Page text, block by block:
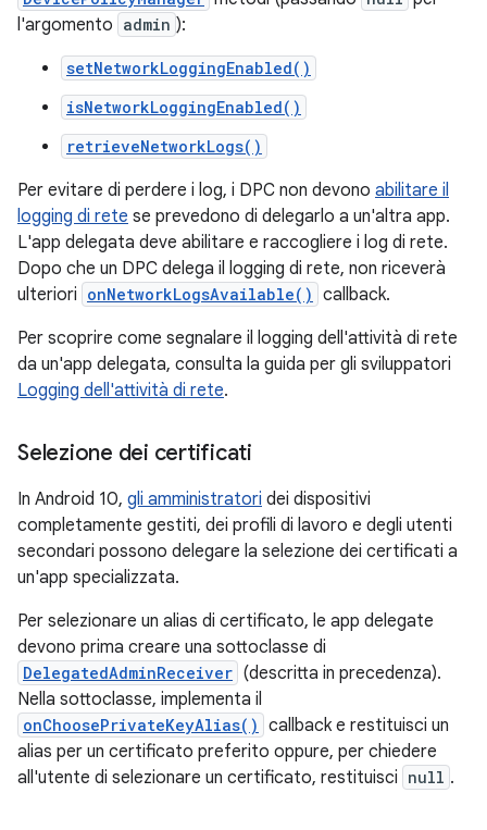
l'argomento admin ):
setNetworkLoggingEnabled()
isNetworkLoggingEnabled()
retrieveNetworkLogs()
Per evitare di perdere i log, i DPC non devono abilitare il
logging di rete se prevedono di delegarlo a un'altra app.
L'app delegata deve abilitare e raccogliere i log di rete.
Dopo che un DPC delega il logging di rete, non riceverà
ulteriori onNetworkLogsAvailable() callback.
Per scoprire come segnalare il logging dell'attività di rete
da un'app delegata, consulta la guida per gli sviluppatori
Logging dell'attività di rete.
Selezione dei certificati
In Android 10, gli amministratori dei dispositivi
completamente gestiti, dei profili di lavoro e degli utenti
secondari possono delegare la selezione dei certificati a
un'app specializzata.
Per selezionare un alias di certificato, le app delegate
devono prima creare una sottoclasse di
DelegatedAdminReceiver (descritta in precedenza).
Nella sottoclasse, implementa il
onChoosePrivateKeyAlias() callback e restituisci un
alias per un certificato preferito oppure, per chiedere
all'utente di selezionare un certificato, restituisci null .